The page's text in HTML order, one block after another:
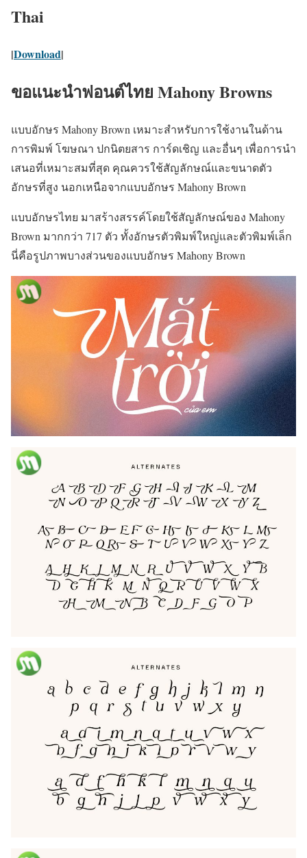
Thai
|Download|
ขอแนะนำฟอนต์ไทย Mahony Browns
แบบอักษร Mahony Brown เหมาะสำหรับการใช้งานในด้าน
การพิมพ์ โฆษณา ปกนิตยสาร การ์ดเชิญ และอื่นๆ เพื่อการนำ
เสนอที่เหมาะสมที่สุด คุณควรใช้สัญลักษณ์และขนาดตัว
อักษรที่สูง นอกเหนือจากแบบอักษร Mahony Brown
แบบอักษรไทย มาสร้างสรรค์โดยใช้สัญลักษณ์ของ Mahony
Brown มากกว่า 717 ตัว ทั้งอักษรตัวพิมพ์ใหญ่และตัวพิมพ์เล็ก
นี่คือรูปภาพบางส่วนของแบบอักษร Mahony Brown